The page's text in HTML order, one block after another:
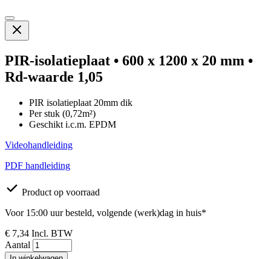
PIR-isolatieplaat • 600 x 1200 x 20 mm •
Rd-waarde 1,05
PIR isolatieplaat 20mm dik
Per stuk (0,72m²)
Geschikt i.c.m. EPDM
Videohandleiding
PDF handleiding
Product op voorraad
Voor 15:00 uur besteld, volgende (werk)dag in huis*
€ 7,34 Incl. BTW
Aantal